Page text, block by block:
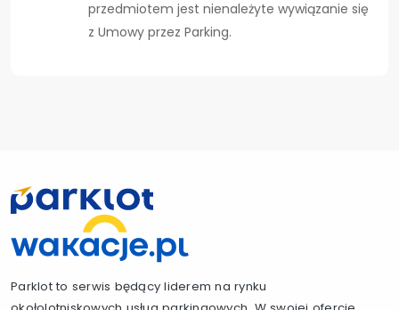
przedmiotem jest nienależyte wywiązanie się
z Umowy przez Parking.
Parklot to serwis będący liderem na rynku